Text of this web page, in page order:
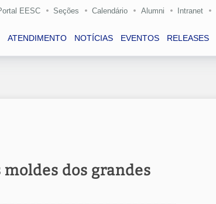
EESC Seções Calendário Alumni Intranet
ATENDIMENTO NOTÍCIAS EVENTOS RELEASES
dos grandes